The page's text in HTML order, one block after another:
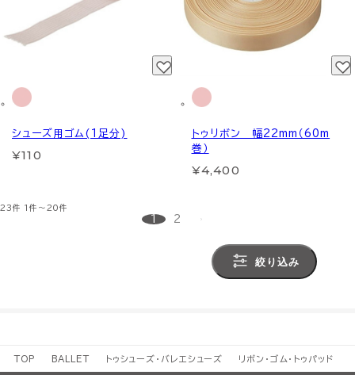
シューズ用ゴム(1足分)
¥110
トゥリボン 幅22mm（60m
巻）
¥4,400
23件 1件～20件
1 2
絞り込み
TOP BALLET トゥシューズ・バレエシューズ リボン・ゴム・トゥパッド